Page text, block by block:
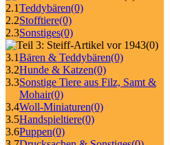
2.1Teddybären(0)
2.2Stofftiere(0)
2.3Sonstiges(0)
(0)
3.1Bären & Teddybären(0)
3.2Hunde & Katzen(0)
3.3Sonstige Tiere aus Filz, Samt &
Mohair(0)
3.4Woll-Miniaturen(0)
3.5Handspieltiere(0)
3.6Puppen(0)